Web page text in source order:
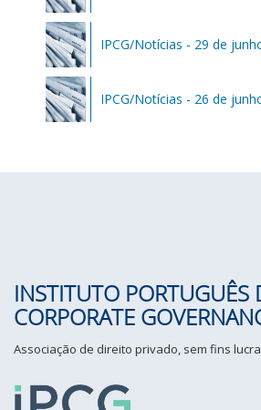
IPCG/Notícias - 29 de
IPCG/Notícias - 26 de
INSTITUTO PORTUGUÊS
CORPORATE
Associação de direito privado, sem fins